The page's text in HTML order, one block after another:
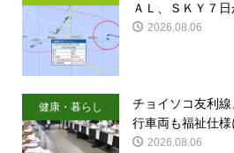
ＡＬ、ＳＫＹ７
2026.08.06
健康・暮らし
チョイソコ友利
行車両も福祉仕
2026.08.06